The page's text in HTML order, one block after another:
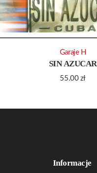
SIN AZUCAR
55.00 zł
Garaje H
Informacje